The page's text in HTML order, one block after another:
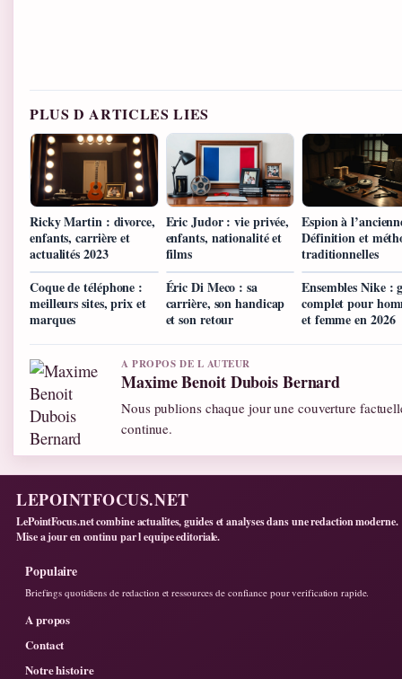
PLUS D ARTICLES LIES
Ricky Martin : divorce,
enfants, carrière et
actualités 2023
Eric Judor : vie privée,
enfants, nationalité et
films
Espion à
Définition et
traditionnelles
Coque de téléphone :
meilleurs sites, prix et
marques
Éric Di Meco : sa
carrière, son handicap
et son retour
Ensembles Nike :
complet pour
et femme en 2026
A PROPOS DE L AUTEUR
Maxime Benoit Dubois Bernard
Nous publions chaque jour une couverture
continue.
LEPOINTFOCUS.NET
LePointFocus.net combine actualites, guides et analyses dans une redaction moderne.
Mise a jour en continu par l equipe editoriale.
Populaire
Briefings quotidiens de redaction et ressources de confiance pour verification rapide.
A propos
Contact
Notre histoire